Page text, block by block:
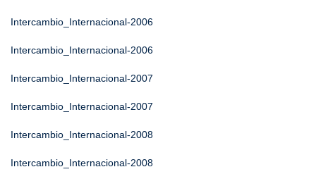
Intercambio_Internacional-2006
Intercambio_Internacional-2006
Intercambio_Internacional-2007
Intercambio_Internacional-2007
Intercambio_Internacional-2008
Intercambio_Internacional-2008